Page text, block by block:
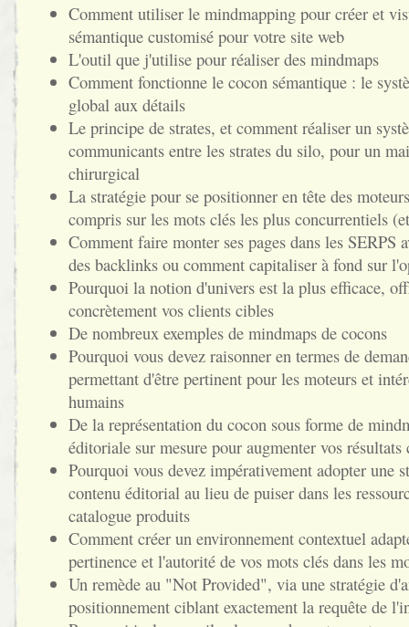
Comment utiliser le mindmapping pour créer et
sémantique customisé pour votre site web
L'outil que j'utilise pour réaliser des mindmaps
Comment fonctionne le cocon sémantique : le
global aux détails
Le principe de strates, et comment réaliser un
communicants entre les strates du silo, pour un
chirurgical
La stratégie pour se positionner en tête des
compris sur les mots clés les plus concurrentiels
Comment faire monter ses pages dans les SERPS
des backlinks ou comment capitaliser à fond sur
Pourquoi la notion d'univers est la plus efficace,
concrètement vos clients cibles
De nombreux exemples de mindmaps de cocons
Pourquoi vous devez raisonner en termes de
permettant d'être pertinent pour les moteurs et
humains
De la représentation du cocon sous forme de
éditoriale sur mesure pour augmenter vos
Pourquoi vous devez impérativement adopter une
contenu éditorial au lieu de puiser dans les
catalogue produits
Comment créer un environnement contextuel
pertinence et l'autorité de vos mots clés dans les
Un remède au "Not Provided", via une stratégie
positionnement ciblant exactement la requête de